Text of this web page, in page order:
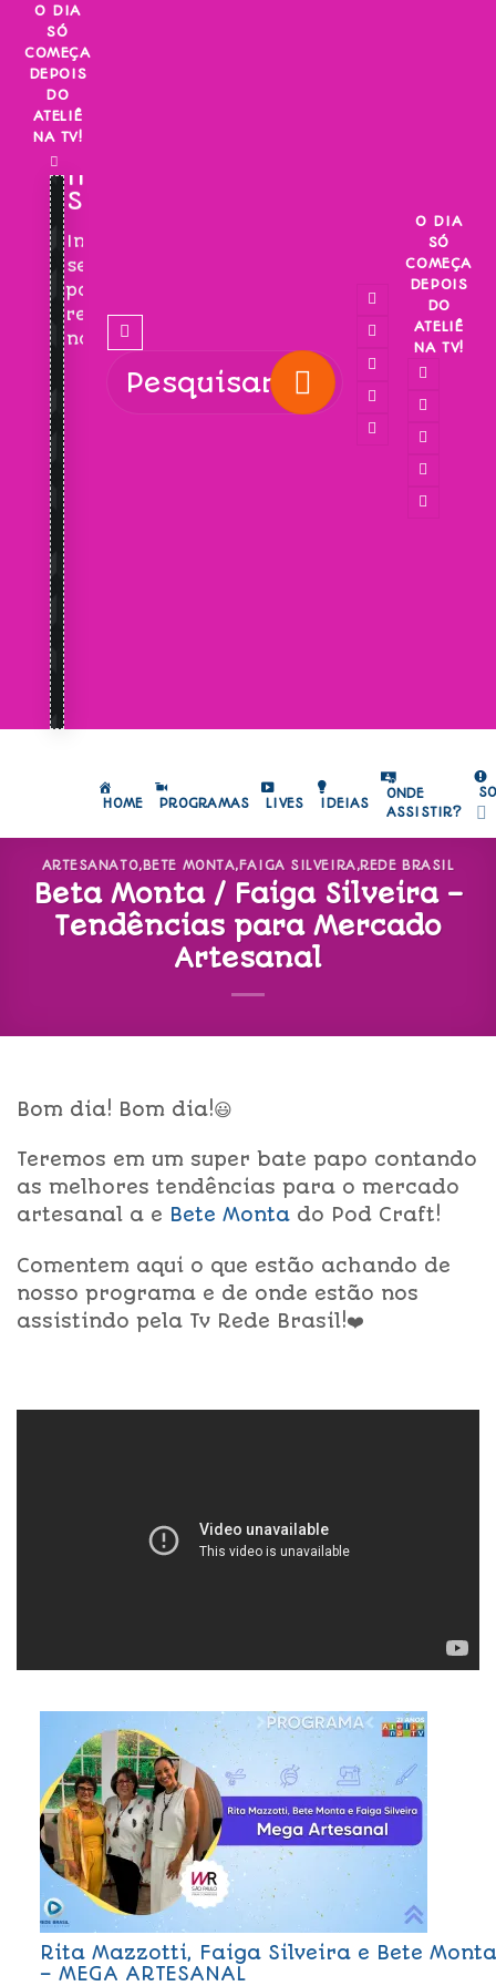
Skip
content
O DIA
SÓ
COMEÇA
DEPOIS
DO
ATELIÊ
NA TV!
INSCREVA-
SE!
Inscreva-
se
para
receber
novidades!
O DIA
SÓ
COMEÇA
DEPOIS
DO
ATELIÊ
NA TV!
HOME PROGRAMAS LIVES IDEIAS
ONDE
ASSISTIR?
ARTESANATO, BETE MONTA,FAIGA SILVEIRA,REDE BRASIL
Beta Monta / Faiga Silveira –
Tendências para Mercado
Artesanal
Bom dia! Bom dia!😃
Teremos em um super bate papo contando
as melhores tendências para o mercado
artesanal a e Bete Monta do Pod Craft!
Comentem aqui o que estão achando de
nosso programa e de onde estão nos
assistindo pela Tv Rede Brasil!❤️
Rita Mazzotti, Faiga Silveira e Bete Monta
– MEGA ARTESANAL